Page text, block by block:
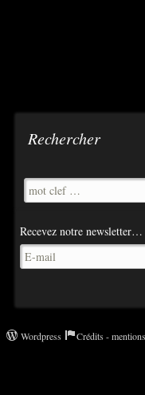
Rechercher
Recevez notre newsletter…
Wordpress Crédits -